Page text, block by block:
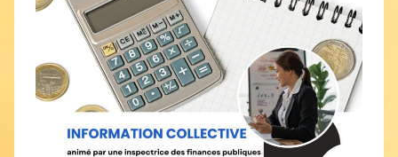
t
C
a
r
t
g